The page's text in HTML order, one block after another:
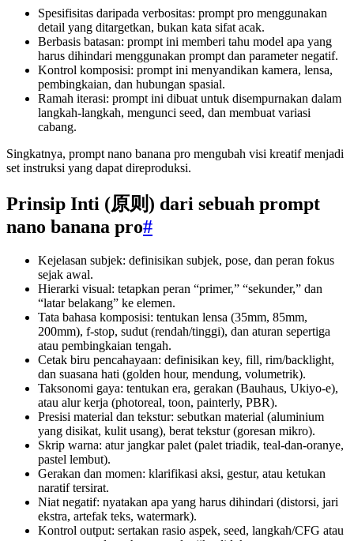
Spesifisitas daripada verbositas: prompt pro menggunakan
detail yang ditargetkan, bukan kata sifat acak.
Berbasis batasan: prompt ini memberi tahu model apa yang
harus dihindari menggunakan prompt dan parameter negatif.
Kontrol komposisi: prompt ini menyandikan kamera, lensa,
pembingkaian, dan hubungan spasial.
Ramah iterasi: prompt ini dibuat untuk disempurnakan dalam
langkah-langkah, mengunci seed, dan membuat variasi
cabang.
Singkatnya, prompt nano banana pro mengubah visi kreatif menjadi
set instruksi yang dapat direproduksi.
Prinsip Inti (原则) dari sebuah prompt
nano banana pro#
Kejelasan subjek: definisikan subjek, pose, dan peran fokus
sejak awal.
Hierarki visual: tetapkan peran “primer,” “sekunder,” dan
“latar belakang” ke elemen.
Tata bahasa komposisi: tentukan lensa (35mm, 85mm,
200mm), f-stop, sudut (rendah/tinggi), dan aturan sepertiga
atau pembingkaian tengah.
Cetak biru pencahayaan: definisikan key, fill, rim/backlight,
dan suasana hati (golden hour, mendung, volumetrik).
Taksonomi gaya: tentukan era, gerakan (Bauhaus, Ukiyo-e),
atau alur kerja (photoreal, toon, painterly, PBR).
Presisi material dan tekstur: sebutkan material (aluminium
yang disikat, kulit usang), berat tekstur (goresan mikro).
Skrip warna: atur jangkar palet (palet triadik, teal-dan-oranye,
pastel lembut).
Gerakan dan momen: klarifikasi aksi, gestur, atau ketukan
naratif tersirat.
Niat negatif: nyatakan apa yang harus dihindari (distorsi, jari
ekstra, artefak teks, watermark).
Kontrol output: sertakan rasio aspek, seed, langkah/CFG atau